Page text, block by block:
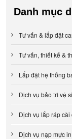
Danh mục
Tư vấn & lắp đặt
Tư vấn, thiết kế &
Lắp đặt hệ thống
Dịch vụ bảo trì vệ
Dịch vụ lắp ráp
Dịch vụ nạp mực in